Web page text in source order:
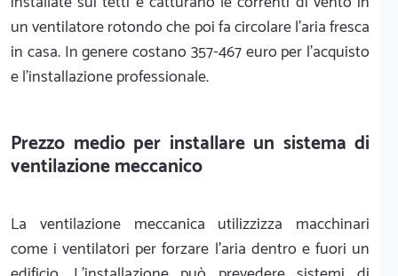
un ventilatore rotondo che poi fa circolare l'aria fresca
in casa. In genere costano 357-467 euro per l'acquisto
e l'installazione professionale.
Prezzo medio per installare un sistema di
ventilazione meccanico
La ventilazione meccanica utilizzizza macchinari
come i ventilatori per forzare l'aria dentro e fuori un